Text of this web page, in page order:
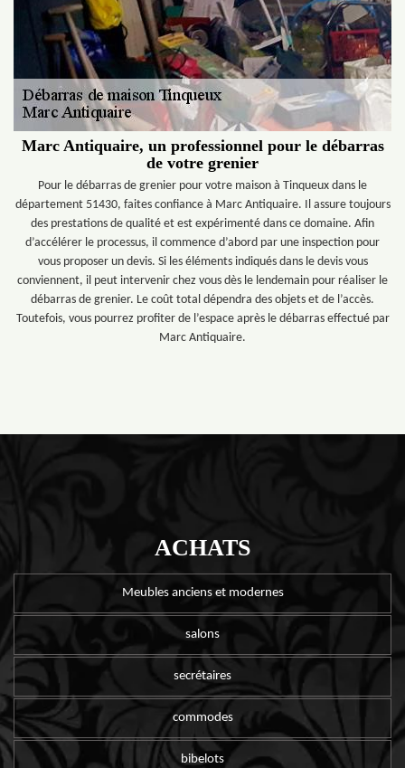
Marc Antiquaire, un professionnel pour le débarras
de votre grenier
Pour le débarras de grenier pour votre maison à Tinqueux dans le
département 51430, faites confiance à Marc Antiquaire. Il assure toujours
des prestations de qualité et est expérimenté dans ce domaine. Afin
d’accélérer le processus, il commence d’abord par une inspection pour
vous proposer un devis. Si les éléments indiqués dans le devis vous
conviennent, il peut intervenir chez vous dès le lendemain pour réaliser le
débarras de grenier. Le coût total dépendra des objets et de l’accès.
Toutefois, vous pourrez profiter de l’espace après le débarras effectué par
Marc Antiquaire.
ACHATS
Meubles anciens et modernes
salons
secrétaires
commodes
bibelots